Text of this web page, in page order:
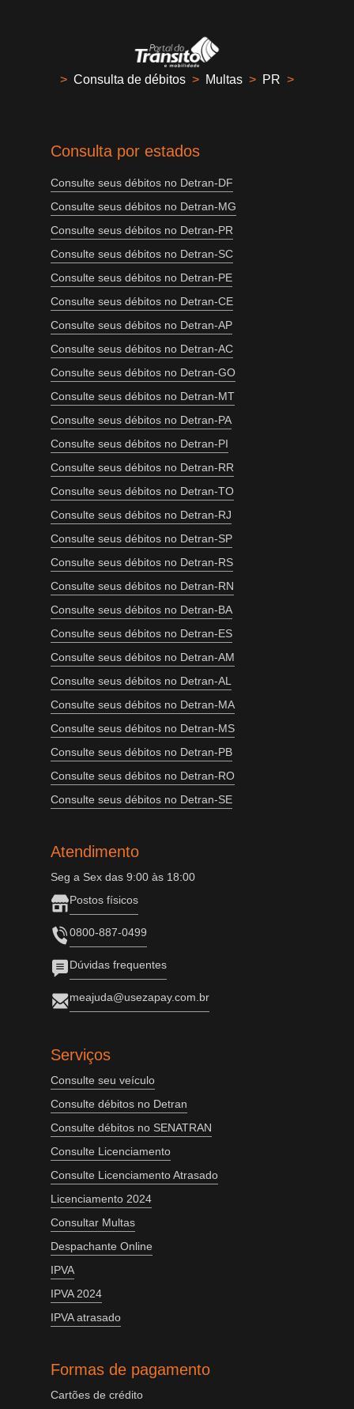
> Consulta de débitos > Multas > PR >
Consulta por estados
Consulte seus débitos no Detran-DF
Consulte seus débitos no Detran-MG
Consulte seus débitos no Detran-PR
Consulte seus débitos no Detran-SC
Consulte seus débitos no Detran-PE
Consulte seus débitos no Detran-CE
Consulte seus débitos no Detran-AP
Consulte seus débitos no Detran-AC
Consulte seus débitos no Detran-GO
Consulte seus débitos no Detran-MT
Consulte seus débitos no Detran-PA
Consulte seus débitos no Detran-PI
Consulte seus débitos no Detran-RR
Consulte seus débitos no Detran-TO
Consulte seus débitos no Detran-RJ
Consulte seus débitos no Detran-SP
Consulte seus débitos no Detran-RS
Consulte seus débitos no Detran-RN
Consulte seus débitos no Detran-BA
Consulte seus débitos no Detran-ES
Consulte seus débitos no Detran-AM
Consulte seus débitos no Detran-AL
Consulte seus débitos no Detran-MA
Consulte seus débitos no Detran-MS
Consulte seus débitos no Detran-PB
Consulte seus débitos no Detran-RO
Consulte seus débitos no Detran-SE
Atendimento
Seg a Sex das 9:00 às 18:00
Postos físicos
0800-887-0499
Dúvidas frequentes
meajuda@usezapay.com.br
Serviços
Consulte seu veículo
Consulte débitos no Detran
Consulte débitos no SENATRAN
Consulte Licenciamento
Consulte Licenciamento Atrasado
Licenciamento 2024
Consultar Multas
Despachante Online
IPVA
IPVA 2024
IPVA atrasado
Formas de pagamento
Cartões de crédito